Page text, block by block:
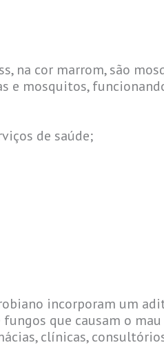
na cor marrom, são
e mosquitos,
de saúde;
incorporam um
que causam o
clínicas,